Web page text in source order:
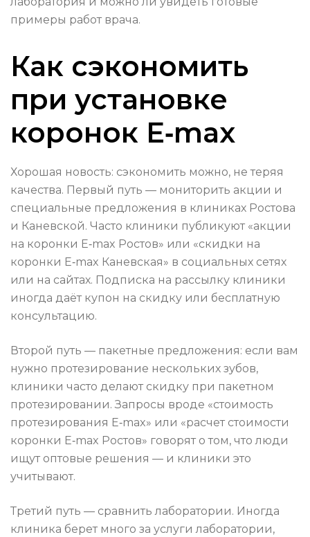
примеры работ врача.
Как сэкономить
при установке
коронок E‑max
Хорошая новость: сэкономить можно, не теряя
качества. Первый путь — мониторить акции и
специальные предложения в клиниках Ростова
и Каневской. Часто клиники публикуют «акции
на коронки E‑max Ростов» или «скидки на
коронки E‑max Каневская» в социальных сетях
или на сайтах. Подписка на рассылку клиники
иногда даёт купон на скидку или бесплатную
консультацию.
Второй путь — пакетные предложения: если вам
нужно протезирование нескольких зубов,
клиники часто делают скидку при пакетном
протезировании. Запросы вроде «стоимость
протезирования E‑max» или «расчет стоимости
коронки E‑max Ростов» говорят о том, что люди
ищут оптовые решения — и клиники это
учитывают.
Третий путь — сравнить лаборатории. Иногда
клиника берет много за услуги лаборатории,